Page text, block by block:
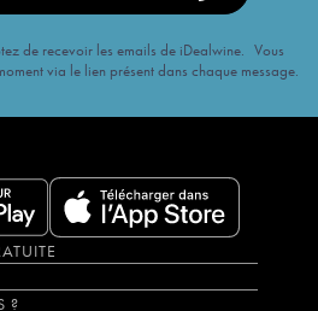
de recevoir les emails de iDealwine. Vous
via le lien présent dans chaque message.
?